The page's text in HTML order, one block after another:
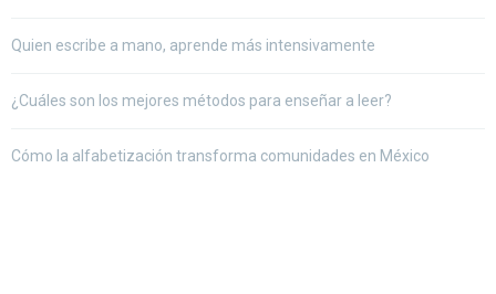
Quien escribe a mano, aprende más intensivamente
¿Cuáles son los mejores métodos para enseñar a leer?
Cómo la alfabetización transforma comunidades en México